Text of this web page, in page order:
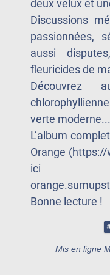
deux velux et
Discussions
passionnées,
aussi
fleuricides de
Découvrez
verte moderne...
L’album
Orange (https://
Bonne lecture !
Mis en ligne